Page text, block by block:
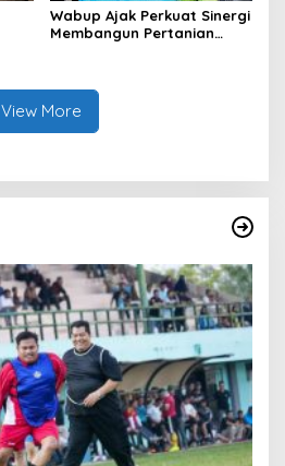
Wabup Ajak Perkuat Sinergi
Membangun Pertanian
View More